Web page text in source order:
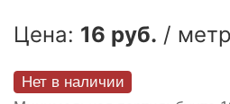
Цена: 16 руб. / метр
Нет в наличии